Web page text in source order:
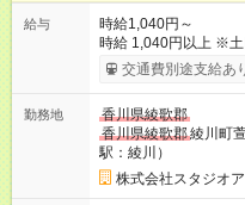
給与
時給1,040円～
時給 1,040円以上 ※土日祝は時給UP！⇒【時給1,090円】に♪ ※
交通費もしっかり支給（月1万
スもたくさん！やりがいも◎】 頑張りはちゃ
含む）のシフトインで
ンス２》社内資格を
専門スキルをGET！⇒ 時
出費も怖くない♪前給
も大丈夫！ 働いた分
交通費別途支給あ
勤務地
香川県綾歌郡
香川県綾歌郡綾川町
駅：綾川）
株式会社スタジオ